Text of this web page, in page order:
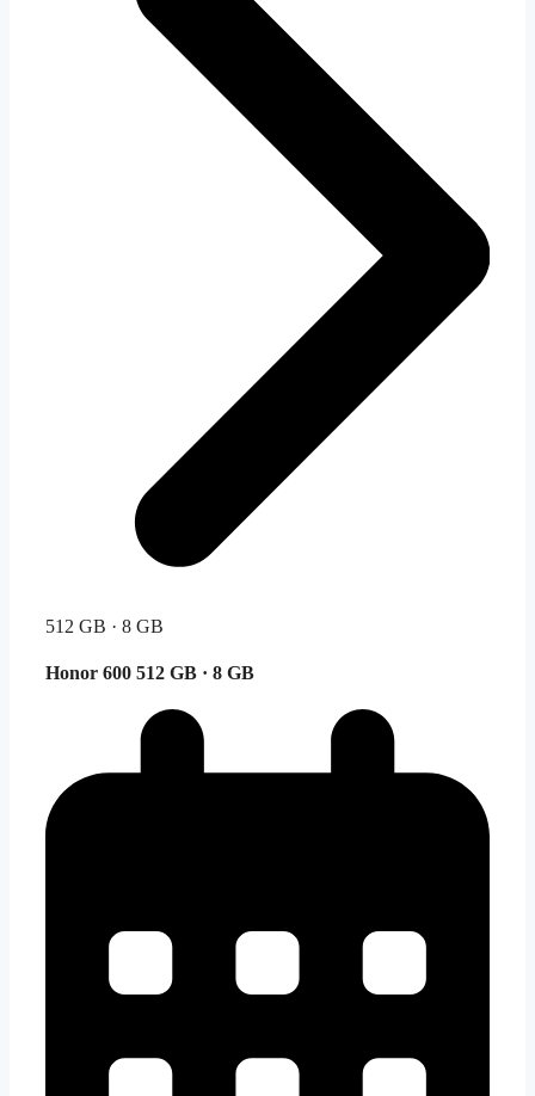
512 GB · 8 GB
Honor 600 512 GB · 8 GB